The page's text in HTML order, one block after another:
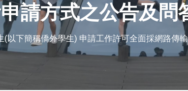
請方式之公告及問
以下簡稱僑外學生) 申請工作許可全面採網路傳